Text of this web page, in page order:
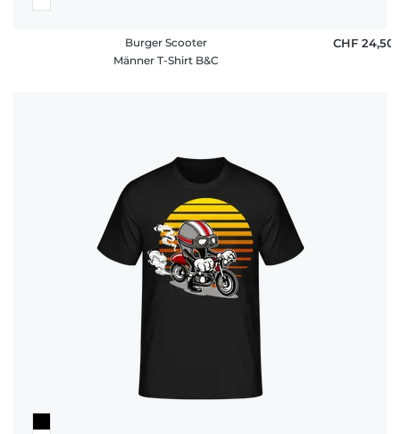
Burger Scooter
Männer T-Shirt B&C
CHF 24,50